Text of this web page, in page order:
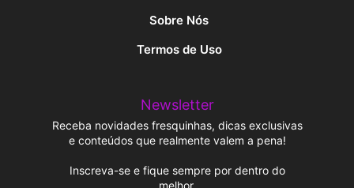
Sobre Nós
Termos de Uso
Newsletter
Receba novidades fresquinhas, dicas exclusivas
e conteúdos que realmente valem a pena!
Inscreva-se e fique sempre por dentro do